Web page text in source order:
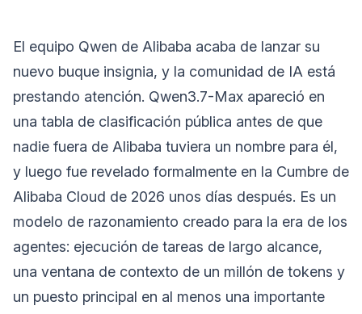
El equipo Qwen de Alibaba acaba de lanzar su
nuevo buque insignia, y la comunidad de IA está
prestando atención. Qwen3.7-Max apareció en
una tabla de clasificación pública antes de que
nadie fuera de Alibaba tuviera un nombre para él,
y luego fue revelado formalmente en la Cumbre de
Alibaba Cloud de 2026 unos días después. Es un
modelo de razonamiento creado para la era de los
agentes: ejecución de tareas de largo alcance,
una ventana de contexto de un millón de tokens y
un puesto principal en al menos una importante